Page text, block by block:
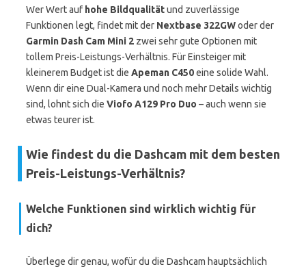
Wer Wert auf hohe Bildqualitätund zuverlässige
Funktionen legt, findet mit der Nextbase 322GWoder der
Garmin Dash Cam Mini 2 zwei sehr gute Optionen mit
tollem Preis-Leistungs-Verhältnis. Für Einsteiger mit
kleinerem Budget ist die Apeman C450eine solide Wahl.
Wenn dir eine Dual-Kamera und noch mehr Details wichtig
sind, lohnt sich die Viofo A129 Pro Duo – auch wenn sie
etwas teurer ist.
Wie findest du die Dashcam mit dem besten
Preis-Leistungs-Verhältnis?
Welche Funktionen sind wirklich wichtig für
dich?
Überlege dir genau, wofür du die Dashcam hauptsächlich